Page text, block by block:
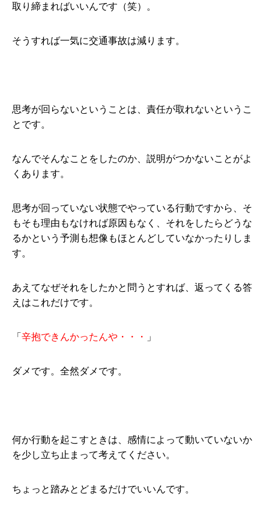
取り締まればいいんです（笑）。
そうすれば一気に交通事故は減ります。
思考が回らないということは、責任が取れないというこ
とです。
なんでそんなことをしたのか、説明がつかないことがよ
くあります。
思考が回っていない状態でやっている行動ですから、そ
もそも理由もなければ原因もなく、それをしたらどうな
るかという予測も想像もほとんどしていなかったりしま
す。
あえてなぜそれをしたかと問うとすれば、返ってくる答
えはこれだけです。
「 辛抱できんかったんや・・・ 」
ダメです。全然ダメです。
何か行動を起こすときは、感情によって動いていないか
を少し立ち止まって考えてください。
ちょっと踏みとどまるだけでいいんです。